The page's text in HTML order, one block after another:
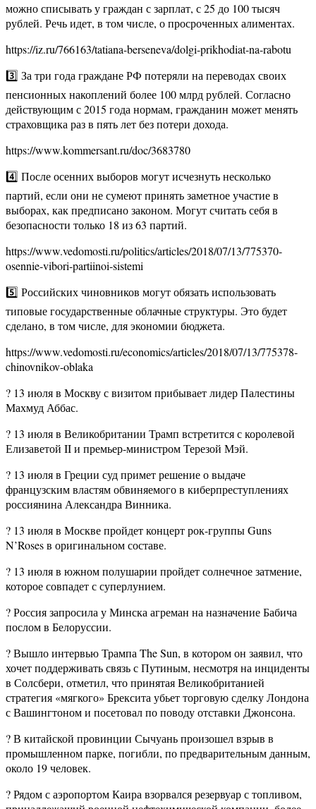
можно списывать у граждан с зарплат, с 25 до 100 тысяч
рублей. Речь идет, в том числе, о просроченных алиментах.
https://iz.ru/766163/tatiana-berseneva/dolgi-prikhodiat-na-rabotu
3️⃣ За три года граждане РФ потеряли на переводах своих
пенсионных накоплений более 100 млрд рублей. Согласно
действующим с 2015 года нормам, гражданин может менять
страховщика раз в пять лет без потери дохода.
https://www.kommersant.ru/doc/3683780
4️⃣ После осенних выборов могут исчезнуть несколько
партий, если они не сумеют принять заметное участие в
выборах, как предписано законом. Могут считать себя в
безопасности только 18 из 63 партий.
https://www.vedomosti.ru/politics/articles/2018/07/13/775370-
osennie-vibori-partiinoi-sistemi
5️⃣ Российских чиновников могут обязать использовать
типовые государственные облачные структуры. Это будет
сделано, в том числе, для экономии бюджета.
https://www.vedomosti.ru/economics/articles/2018/07/13/775378-
chinovnikov-oblaka
? 13 июля в Москву с визитом прибывает лидер Палестины
Махмуд Аббас.
? 13 июля в Великобритании Трамп встретится с королевой
Елизаветой II и премьер-министром Терезой Мэй.
? 13 июля в Греции суд примет решение о выдаче
французским властям обвиняемого в киберпреступлениях
россиянина Александра Винника.
? 13 июля в Москве пройдет концерт рок-группы Guns
N’Roses в оригинальном составе.
? 13 июля в южном полушарии пройдет солнечное затмение,
которое совпадет с суперлунием.
? Россия запросила у Минска агреман на назначение Бабича
послом в Белоруссии.
? Вышло интервью Трампа The Sun, в котором он заявил, что
хочет поддерживать связь с Путиным, несмотря на инциденты
в Солсбери, отметил, что принятая Великобританией
стратегия «мягкого» Брексита убьет торговую сделку Лондона
с Вашингтоном и посетовал по поводу отставки Джонсона.
? В китайской провинции Сычуань произошел взрыв в
промышленном парке, погибли, по предварительным данным,
около 19 человек.
? Рядом с аэропортом Каира взорвался резервуар с топливом,